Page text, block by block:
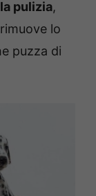
pulizia,
lo
puzza di